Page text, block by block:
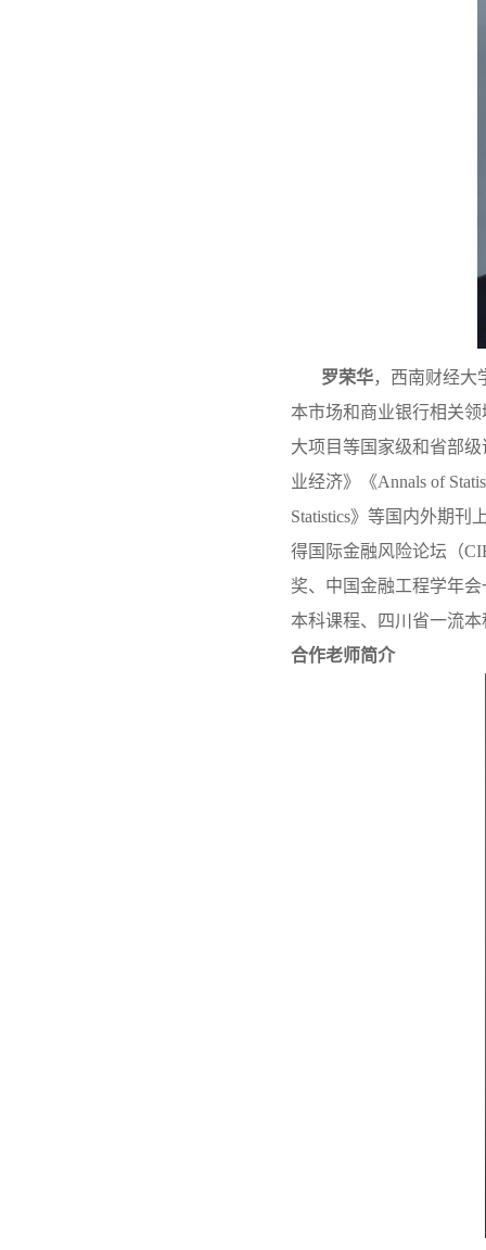
罗荣华，西南财经大
本市场和商业银行相关
大项目等国家级和省部
业经济》《Annals of
Statistics》等国内外期
得国际金融风险论坛（
奖、中国金融工程学年
本科课程、四川省一流
合作老师简介